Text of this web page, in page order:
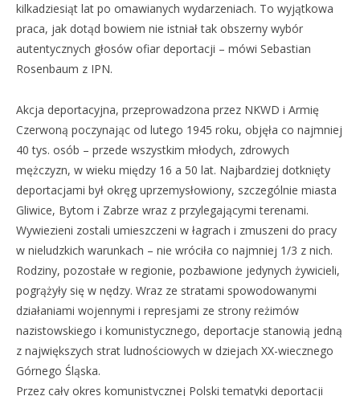
kilkadziesiąt lat po omawianych wydarzeniach. To wyjątkowa
praca, jak dotąd bowiem nie istniał tak obszerny wybór
autentycznych głosów ofiar deportacji – mówi Sebastian
Rosenbaum z IPN.
Akcja deportacyjna, przeprowadzona przez NKWD i Armię
Czerwoną poczynając od lutego 1945 roku, objęła co najmniej
40 tys. osób – przede wszystkim młodych, zdrowych
mężczyzn, w wieku między 16 a 50 lat. Najbardziej dotknięty
deportacjami był okręg uprzemysłowiony, szczególnie miasta
Gliwice, Bytom i Zabrze wraz z przylegającymi terenami.
Wywiezieni zostali umieszczeni w łagrach i zmuszeni do pracy
w nieludzkich warunkach – nie wróciła co najmniej 1/3 z nich.
Rodziny, pozostałe w regionie, pozbawione jedynych żywicieli,
pogrążyły się w nędzy. Wraz ze stratami spowodowanymi
działaniami wojennymi i represjami ze strony reżimów
nazistowskiego i komunistycznego, deportacje stanowią jedną
z największych strat ludnościowych w dziejach XX-wiecznego
Górnego Śląska.
Przez cały okres komunistycznej Polski tematyki deportacji